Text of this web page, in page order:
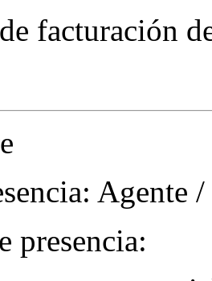
facturación
Agente
presencia: